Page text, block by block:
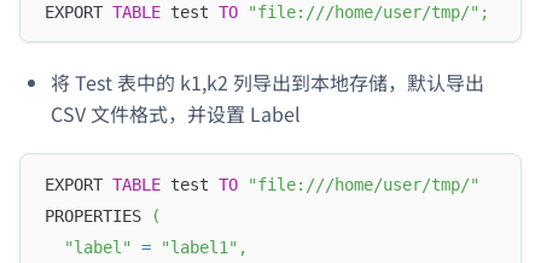
EXPORT TABLE test TO "file:///home/user/tmp/" ;
将 Test 表中的 k1,k2 列导出到本地存储，默认导出
CSV 文件格式，并设置 Label
EXPORT TABLE test TO
"file:///home/user/tmp/"
PROPERTIES
(
"label"
= "label1" ,